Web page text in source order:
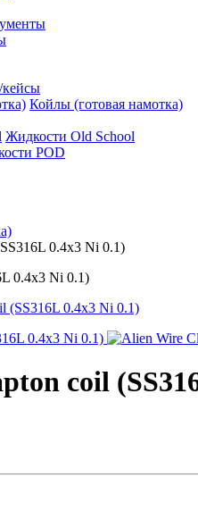
Койлы (готовая намотка)
Жидкости Old School
POD
0.4x3 Ni 0.1)
0.4x3 Ni 0.1)
coil